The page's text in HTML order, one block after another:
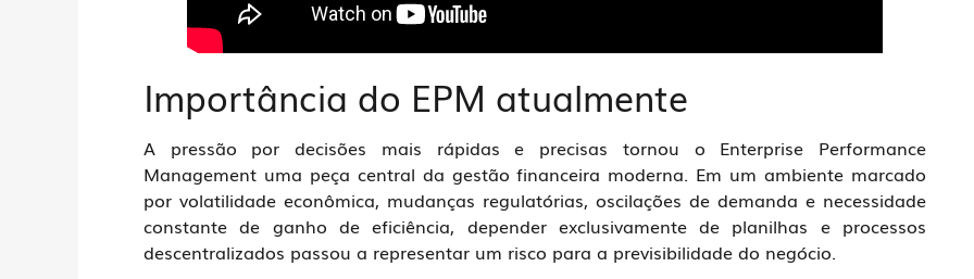
Importância do EPM atualmente
A pressão por decisões mais rápidas e precisas tornou o Enterprise Performance
Management uma peça central da gestão financeira moderna. Em um ambiente marcado
por volatilidade econômica, mudanças regulatórias, oscilações de demanda e necessidade
constante de ganho de eficiência, depender exclusivamente de planilhas e processos
descentralizados passou a representar um risco para a previsibilidade do negócio.